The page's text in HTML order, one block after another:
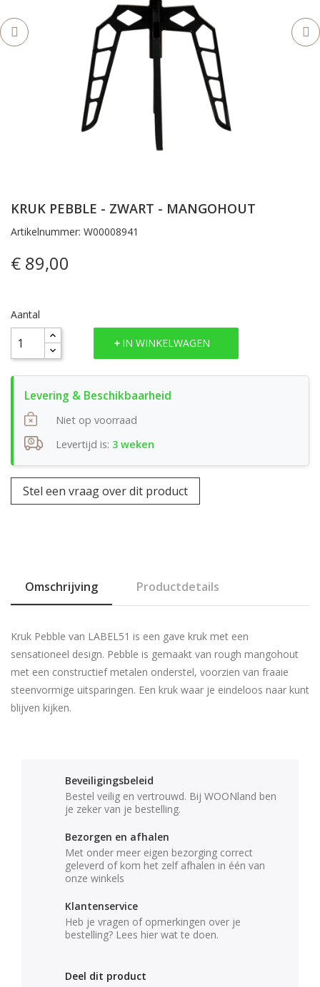
KRUK PEBBLE - ZWART - MANGOHOUT
Artikelnummer: W00008941
€ 89,00
Aantal
IN WINKELWAGEN
Niet op voorraad
Levertijd is: 3 weken
Stel een vraag over dit product
Omschrijving Productdetails
Kruk Pebble van LABEL51 is een gave kruk met een
sensationeel design. Pebble is gemaakt van rough mangohout
met een constructief metalen onderstel, voorzien van fraaie
steenvormige uitsparingen. Een kruk waar je eindeloos naar kunt
blijven kijken.
Beveiligingsbeleid
Bestel veilig en vertrouwd. Bij WOONland ben
je zeker van je bestelling.
Bezorgen en afhalen
Met onder meer eigen bezorging correct
geleverd of kom het zelf afhalen in één van
onze winkels
Klantenservice
Heb je vragen of opmerkingen over je
bestelling? Lees hier wat te doen.
Deel dit product